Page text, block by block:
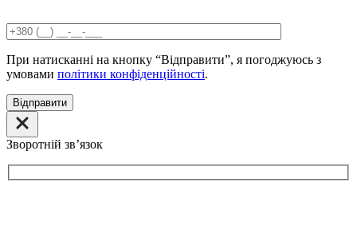
При натисканні на кнопку “Відправити”, я погоджуюсь з
умовами політики конфіденційності.
Відправити
Зворотній звʼязок